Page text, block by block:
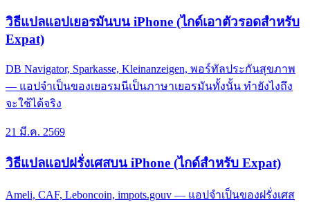
วิธีแปลแอปเยอรมันบน iPhone (ไกด์เอาตัวรอดสำหรับ
Expat)
DB Navigator, Sparkasse, Kleinanzeigen, พอร์ทัลประกันสุขภาพ
— แอปจำเป็นของเยอรมนีเป็นภาษาเยอรมันทั้งนั้น ทำยังไงถึง
จะใช้ได้จริง
21 มี.ค. 2569
วิธีแปลแอปฝรั่งเศสบน iPhone (ไกด์สำหรับ Expat)
Ameli, CAF, Leboncoin, impots.gouv — แอปจำเป็นของฝรั่งเศส